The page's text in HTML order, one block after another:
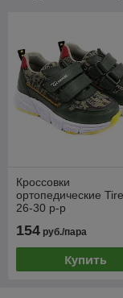
Кроссовки
ортопедические
26-30 р-р
154 руб./пара
Купить